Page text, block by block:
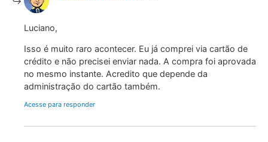
Luciano,
Isso é muito raro acontecer. Eu já comprei via cartão de
crédito e não precisei enviar nada. A compra foi aprovada
no mesmo instante. Acredito que depende da
administração do cartão também.
Acesse para responder